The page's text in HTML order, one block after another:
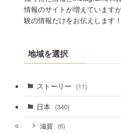
情報のサイトが増えています
験の情報だけをお伝えします！
地域を選択
ストーリー (11)
日本 (340)
滋賀 (6)